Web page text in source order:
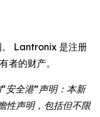
Lantronix 是注册
者的财产。
安全港”声明：本新
性声明，包括但不限